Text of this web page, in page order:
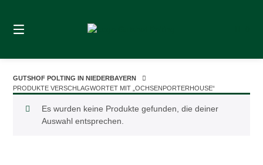
Inhalt
GUTSHOF POLTING IN NIEDERBAYERN
PRODUKTE VERSCHLAGWORTET MIT „OCHSENPORTERHOUSE“
Es wurden keine Produkte gefunden, die deiner
Auswahl entsprechen.